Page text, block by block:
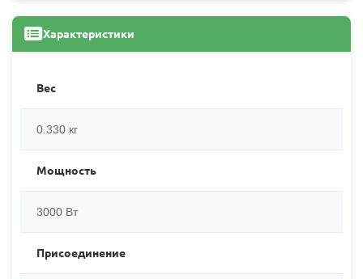
Характеристики
Вес
0.330 кг
Мощность
3000 Вт
Присоединение